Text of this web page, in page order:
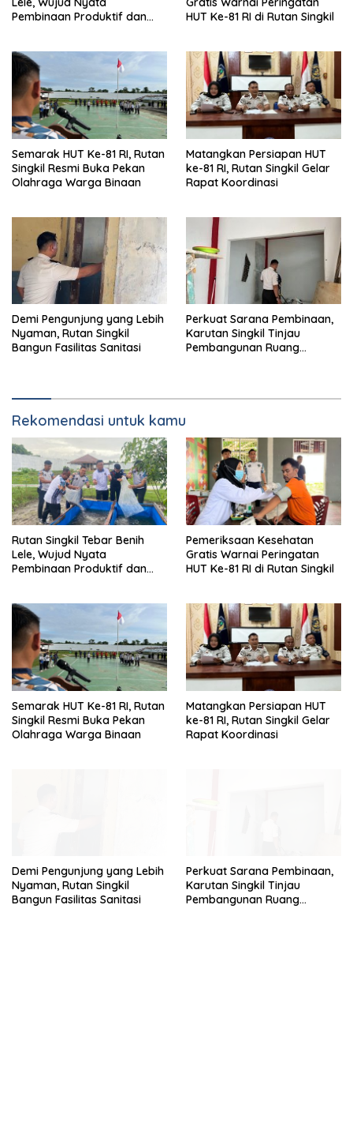
Pembinaan Produktif dan
HUT Ke-81 RI di Rutan Singkil
Semarak HUT Ke-81 RI, Rutan
Singkil Resmi Buka Pekan
Olahraga Warga Binaan
Matangkan Persiapan HUT
ke-81 RI, Rutan Singkil Gelar
Rapat Koordinasi
Demi Pengunjung yang Lebih
Nyaman, Rutan Singkil
Bangun Fasilitas Sanitasi
Perkuat Sarana Pembinaan,
Karutan Singkil Tinjau
Pembangunan Ruang
Rekomendasi untuk kamu
Rutan Singkil Tebar Benih
Lele, Wujud Nyata
Pembinaan Produktif dan
Pemeriksaan Kesehatan
Gratis Warnai Peringatan
HUT Ke-81 RI di Rutan Singkil
Semarak HUT Ke-81 RI, Rutan
Singkil Resmi Buka Pekan
Olahraga Warga Binaan
Matangkan Persiapan HUT
ke-81 RI, Rutan Singkil Gelar
Rapat Koordinasi
Demi Pengunjung yang Lebih
Nyaman, Rutan Singkil
Bangun Fasilitas Sanitasi
Perkuat Sarana Pembinaan,
Karutan Singkil Tinjau
Pembangunan Ruang